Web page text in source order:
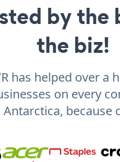
by the
the biz!
has helped over a
on every
Antarctica, because